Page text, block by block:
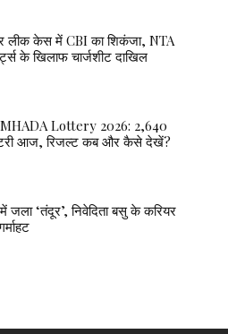
लीक केस में CBI का शिकंजा, NTA
के खिलाफ चार्जशीट दाखिल
Lottery 2026: 2,640
आज, रिजल्ट कब और कैसे देखें?
जला ‘तंदूर’, निवेदिता बसु के करियर